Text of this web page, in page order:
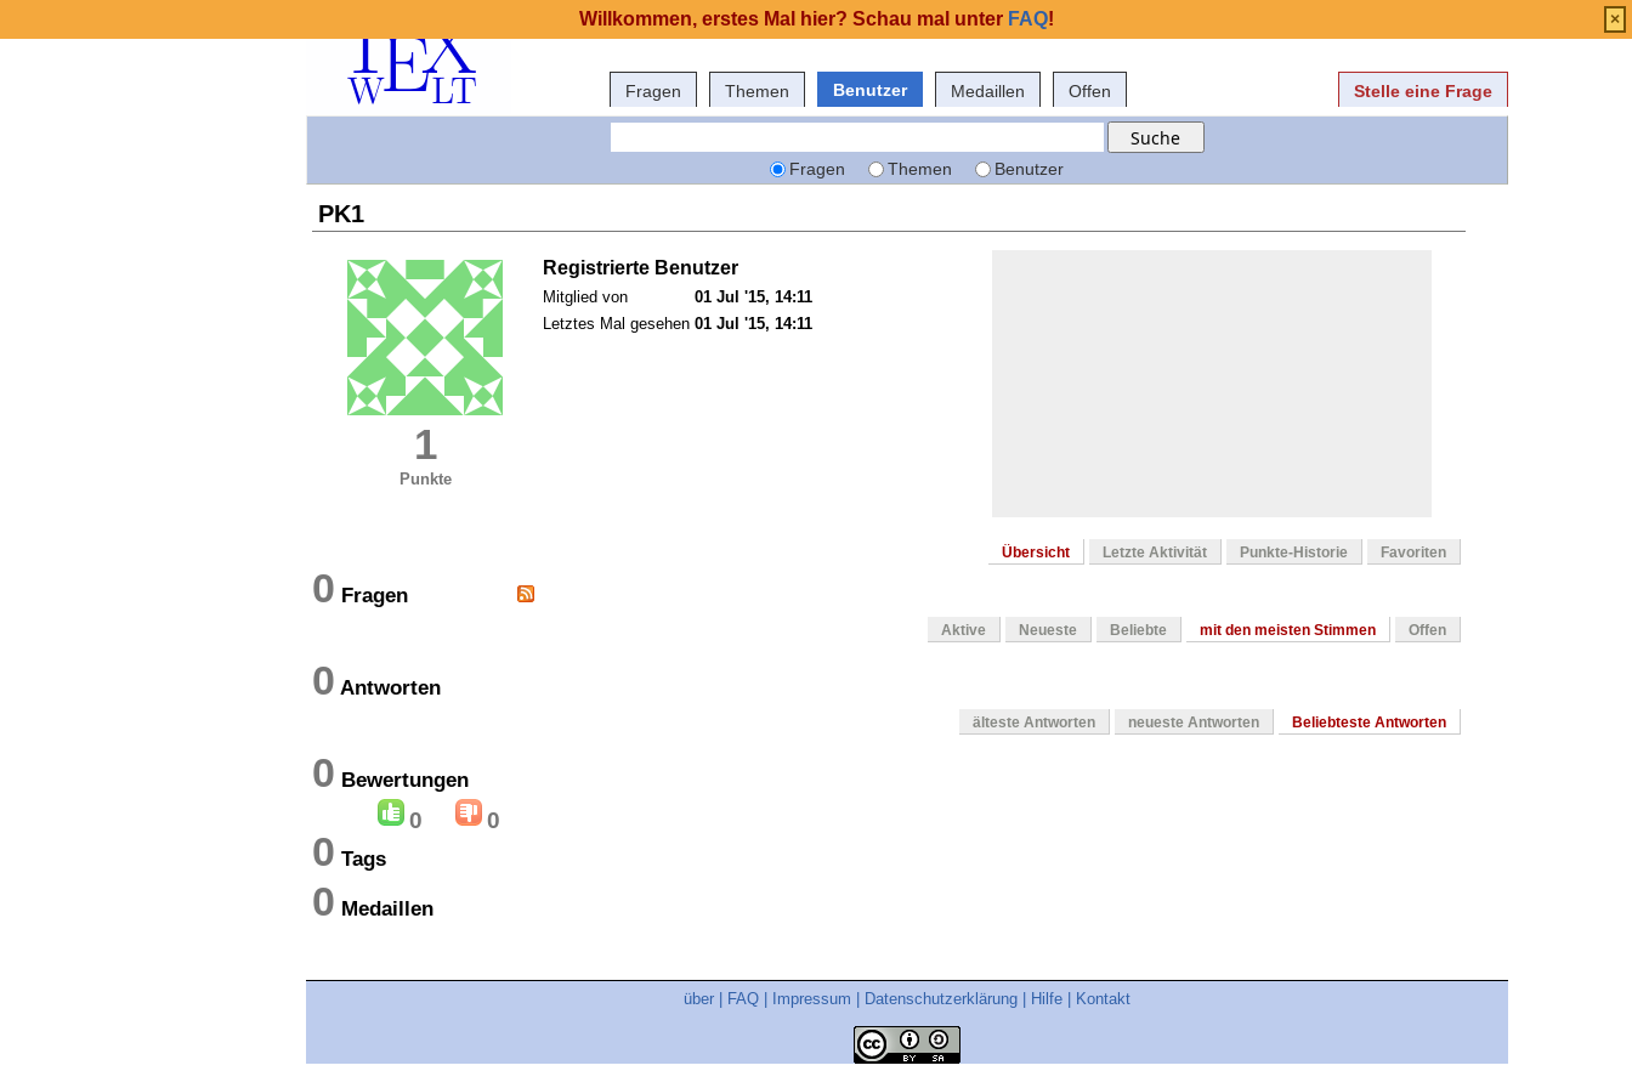
Fragen Themen Benutzer Medaillen Offen Stelle eine Frage
Fragen Themen Benutzer
PK1
1
Punkte
Registrierte Benutzer
Mitglied von
01 Jul '15, 14:11
Letztes Mal gesehen 01 Jul '15, 14:11
Übersicht Letzte Aktivität Punkte-Historie Favoriten
0 Fragen
Aktive Neueste Beliebte mit den meisten Stimmen Offen
0 Antworten
älteste Antworten neueste Antworten Beliebteste Antworten
0 Bewertungen
0 0
0 Tags
0 Medaillen
über FAQ Impressum Datenschutzerklärung Hilfe Kontakt
Willkommen, erstes Mal hier? Schau mal unter FAQ! ×